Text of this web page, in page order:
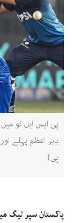
پی ایس ایل نو
بابر اعظم پہلے
پی)
پاکستان سپر لیگ